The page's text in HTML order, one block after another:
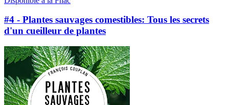
#4 - Plantes sauvages comestibles: Tous les secrets
d'un cueilleur de plantes